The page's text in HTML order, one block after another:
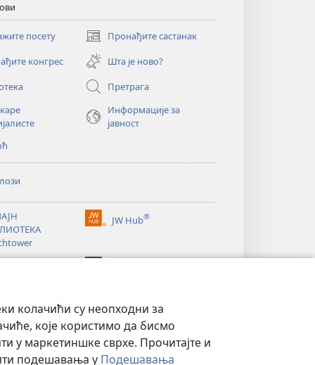
колачићи су неопходни за
које користимо да бисмо
у маркетиншке сврхе. Прочитајте и
подешавања у Подешавања
посету Пронађите састанак
(отвара
нови
прозор)
конгрес
Шта је ново?
Претрага
Информације за
јавност
JW Hub®
(отвара